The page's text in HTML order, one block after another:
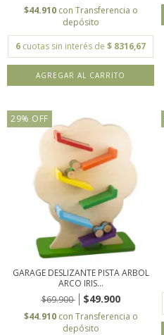
$44.910 con Transferencia o
depósito
6 cuotas sin interés de $ 8316,67
29% OFF
GARAGE DESLIZANTE PISTA ARBOL
ARCO IRIS...
$69.900
$49.900
$44.910 con Transferencia o
depósito